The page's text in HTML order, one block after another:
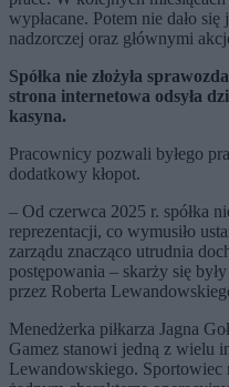
wypłacane. Potem nie dało
nadzorczej oraz głównymi
Spółka nie złożyła
strona internetowa odsyła
kasyna.
Pracownicy pozwali byłego
dodatkowy kłopot.
– Od czerwca 2025 r. spółka
reprezentacji, co wymusiło
zarządu znacząco utrudnia
postępowania – skarży się
przez Roberta
Menedżerka piłkarza Jagna
Gamez stanowi jedną z wielu
Lewandowskiego. Sportowiec